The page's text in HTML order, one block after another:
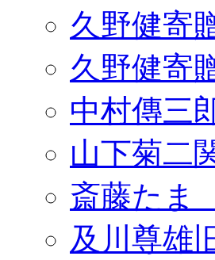
久野健寄
久野健寄
中村傳三
山下菊二
斎藤たま
及川尊雄